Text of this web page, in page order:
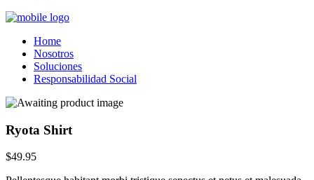
Home
Nosotros
Soluciones
Responsabilidad Social
Ryota Shirt
$49.95